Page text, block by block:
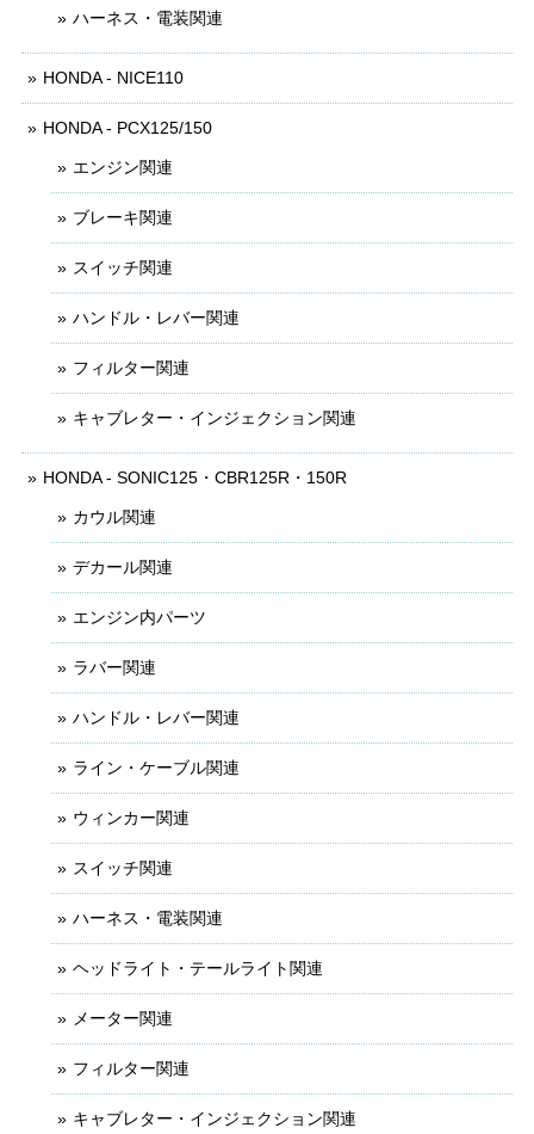
ハーネス・電装関連
HONDA - NICE110
HONDA - PCX125/150
エンジン関連
ブレーキ関連
スイッチ関連
ハンドル・レバー関連
フィルター関連
キャブレター・インジェクション関連
HONDA - SONIC125・CBR125R・150R
カウル関連
デカール関連
エンジン内パーツ
ラバー関連
ハンドル・レバー関連
ライン・ケーブル関連
ウィンカー関連
スイッチ関連
ハーネス・電装関連
ヘッドライト・テールライト関連
メーター関連
フィルター関連
キャブレター・インジェクション関連